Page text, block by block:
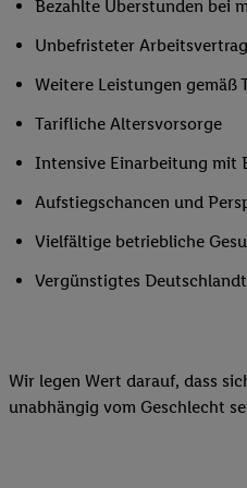
Bezahlte Überstunden bei
Unbefristeter
Weitere Leistungen gemäß
Tarifliche Altersvorsorge
Intensive Einarbeitung mit
Aufstiegschancen und
Vielfältige betriebliche
Vergünstigtes
Wir legen Wert darauf, dass
unabhängig vom Geschlecht